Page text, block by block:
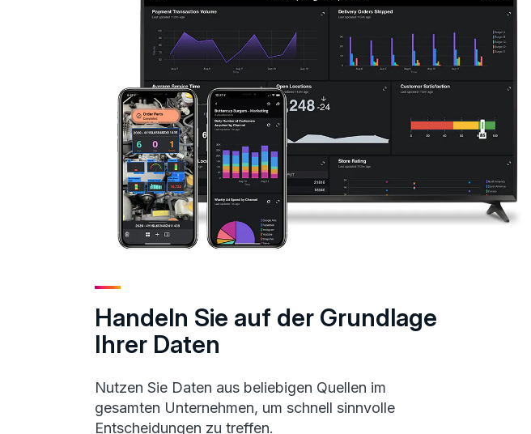
Handeln Sie auf der Grundlage
Ihrer Daten
Nutzen Sie Daten aus beliebigen Quellen im
gesamten Unternehmen, um schnell sinnvolle
Entscheidungen zu treffen.